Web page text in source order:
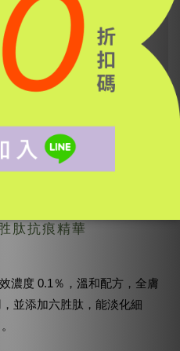
肽抗痕精華
濃度 0.1％，溫和配方，全膚
並添加六胜肽，能淡化細